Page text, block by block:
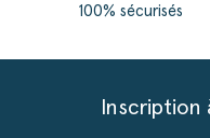
100% sécurisés